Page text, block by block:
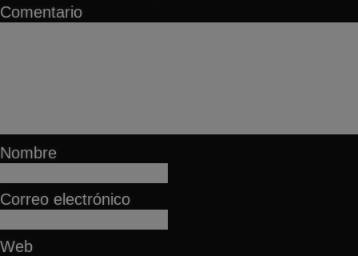
Comentario
Nombre
Correo electrónico
Web